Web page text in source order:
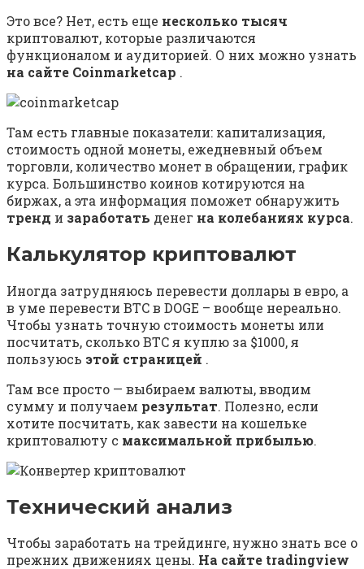
Это все? Нет, есть еще несколько тысяч
криптовалют, которые различаются
функционалом и аудиторией. О них можно узнать
на сайте Coinmarketcap .
Там есть главные показатели: капитализация,
стоимость одной монеты, ежедневный объем
торговли, количество монет в обращении, график
курса. Большинство коинов котируются на
биржах, а эта информация поможет обнаружить
тренд и заработать денег на колебаниях курса.
Калькулятор криптовалют
Иногда затрудняюсь перевести доллары в евро, а
в уме перевести BTC в DOGE – вообще нереально.
Чтобы узнать точную стоимость монеты или
посчитать, сколько BTC я куплю за $1000, я
пользуюсь этой страницей .
Там все просто — выбираем валюты, вводим
сумму и получаем результат. Полезно, если
хотите посчитать, как завести на кошельке
криптовалюту с максимальной прибылью.
Технический анализ
Чтобы заработать на трейдинге, нужно знать все о
прежних движениях цены. На сайте tradingview